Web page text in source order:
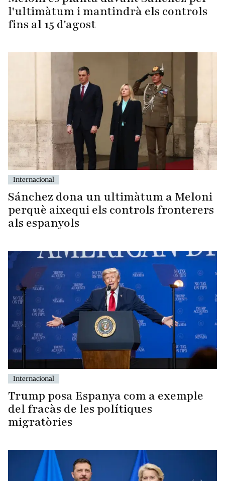
l'ultimàtum i mantindrà els controls
fins al 15 d'agost
Internacional
Sánchez dona un ultimàtum a Meloni
perquè aixequi els controls fronterers
als espanyols
Internacional
Trump posa Espanya com a exemple
del fracàs de les polítiques
migratòries